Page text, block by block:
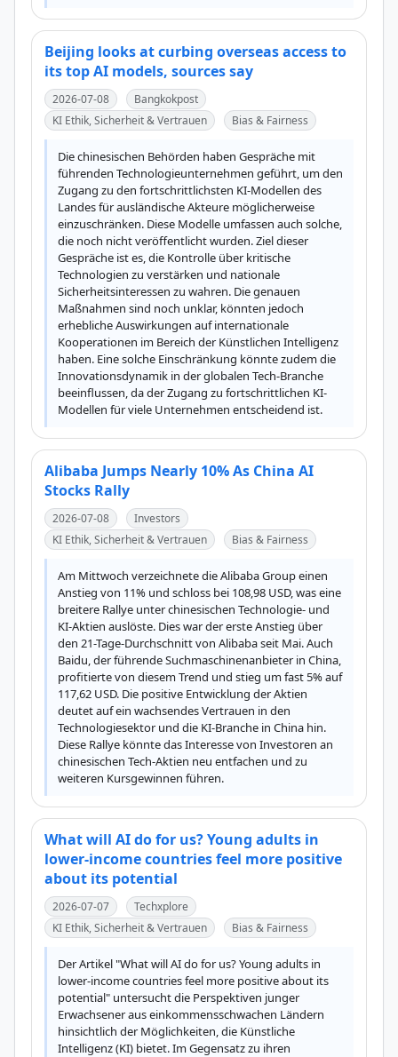
Beijing looks at curbing overseas access to
its top AI models, sources say
2026-07-08
Bangkokpost
KI Ethik, Sicherheit & Vertrauen
Bias & Fairness
Die chinesischen Behörden haben Gespräche mit
führenden Technologieunternehmen geführt, um den
Zugang zu den fortschrittlichsten KI-Modellen des
Landes für ausländische Akteure möglicherweise
einzuschränken. Diese Modelle umfassen auch solche,
die noch nicht veröffentlicht wurden. Ziel dieser
Gespräche ist es, die Kontrolle über kritische
Technologien zu verstärken und nationale
Sicherheitsinteressen zu wahren. Die genauen
Maßnahmen sind noch unklar, könnten jedoch
erhebliche Auswirkungen auf internationale
Kooperationen im Bereich der Künstlichen Intelligenz
haben. Eine solche Einschränkung könnte zudem die
Innovationsdynamik in der globalen Tech-Branche
beeinflussen, da der Zugang zu fortschrittlichen KI-
Modellen für viele Unternehmen entscheidend ist.
Alibaba Jumps Nearly 10% As China AI
Stocks Rally
2026-07-08
Investors
KI Ethik, Sicherheit & Vertrauen
Bias & Fairness
Am Mittwoch verzeichnete die Alibaba Group einen
Anstieg von 11% und schloss bei 108,98 USD, was eine
breitere Rallye unter chinesischen Technologie- und
KI-Aktien auslöste. Dies war der erste Anstieg über
den 21-Tage-Durchschnitt von Alibaba seit Mai. Auch
Baidu, der führende Suchmaschinenanbieter in China,
profitierte von diesem Trend und stieg um fast 5% auf
117,62 USD. Die positive Entwicklung der Aktien
deutet auf ein wachsendes Vertrauen in den
Technologiesektor und die KI-Branche in China hin.
Diese Rallye könnte das Interesse von Investoren an
chinesischen Tech-Aktien neu entfachen und zu
weiteren Kursgewinnen führen.
What will AI do for us? Young adults in
lower-income countries feel more positive
about its potential
2026-07-07
Techxplore
KI Ethik, Sicherheit & Vertrauen
Bias & Fairness
Der Artikel "What will AI do for us? Young adults in
lower-income countries feel more positive about its
potential" untersucht die Perspektiven junger
Erwachsener aus einkommensschwachen Ländern
hinsichtlich der Möglichkeiten, die Künstliche
Intelligenz (KI) bietet. Im Gegensatz zu ihren